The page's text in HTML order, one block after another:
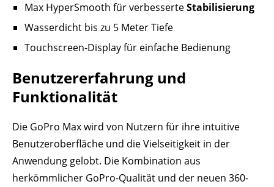
Max HyperSmooth für verbesserteStabilisierung
Wasserdicht bis zu 5 Meter Tiefe
Touchscreen-Display für einfache Bedienung
Benutzererfahrung und
Funktionalität
Die GoPro Max wird von Nutzern für ihre intuitive
Benutzeroberfläche und die Vielseitigkeit in der
Anwendung gelobt. Die Kombination aus
herkömmlicher GoPro-Qualität und der neuen 360-